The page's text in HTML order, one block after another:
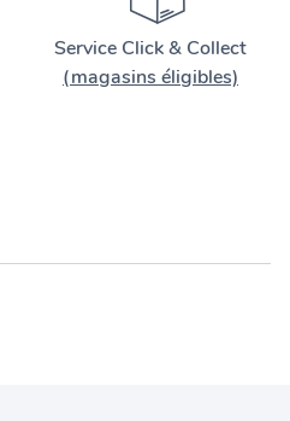
Service Click & Collect
(magasins éligibles)